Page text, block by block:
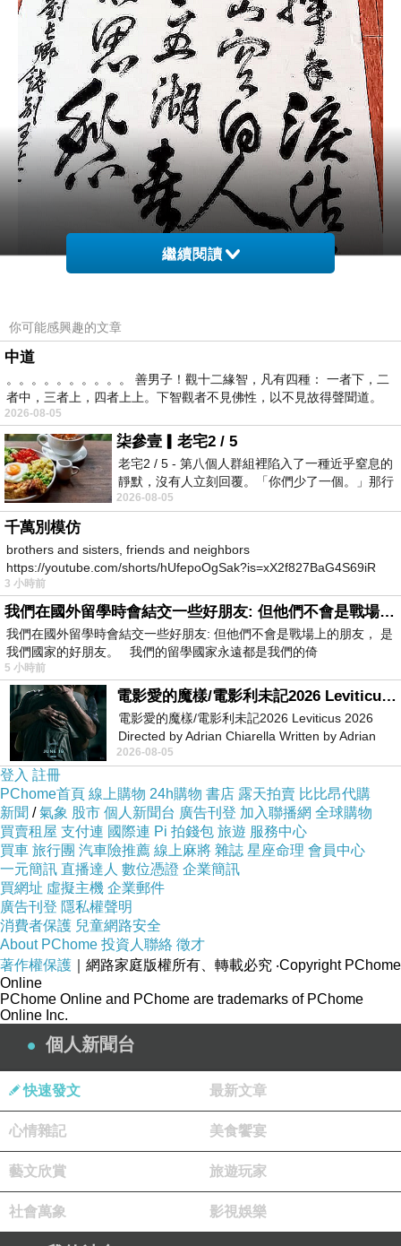
繼續閱讀
你可能感興趣的文章
中道
。。。。。。。。。。 善男子！觀十二緣智，凡有四種： 一者下，二
者中，三者上，四者上上。下智觀者不見佛性，以不見故得聲聞道。
2026-08-05
柒參壹▎老宅2 / 5
老宅2 / 5 - 第八個人群組裡陷入了一種近乎窒息的
靜默，沒有人立刻回覆。「你們少了一個。」那行
字像一顆冰冷的鐵釘，硬生生刺進螢
2026-08-05
千萬別模仿
brothers and sisters, friends and neighbors
https://youtube.com/shorts/hUfepoOgSak?is=xX2f827BaG4S69iR
https
3 小時前
我們在國外留學時會結交一些好朋友: 但他們不會是戰場上的朋友
我們在國外留學時會結交一些好朋友: 但他們不會是戰場上的朋友， 是
我們國家的好朋友。 我們的留學國家永遠都是我們的倚
5 小時前
電影愛的魔樣/電影利未記2026 Leviticus 2026
電影愛的魔樣/電影利未記2026 Leviticus 2026
Directed by Adrian Chiarella Written by Adrian
Chiarella Starring Joe Bird
2026-08-05
登入 註冊
PChome首頁 線上購物 24h購物 書店 露天拍賣 比比昂代購
新聞 /氣象 股市 個人新聞台 廣告刊登 加入聯播網 全球購物
買賣租屋 支付連 國際連 Pi 拍錢包 旅遊 服務中心
買車 旅行團 汽車險推薦 線上麻將 雜誌 星座命理 會員中心
一元簡訊 直播達人 數位憑證 企業簡訊
買網址 虛擬主機 企業郵件
廣告刊登 隱私權聲明
消費者保護 兒童網路安全
About PChome 投資人聯絡 徵才
著作權保護 ｜網路家庭版權所有、轉載必究 ‧Copyright PChome
Online
PChome Online and PChome are trademarks of PChome
Online Inc.
個人新聞台
快速發文 最新文章
心情雜記 美食饗宴
藝文欣賞 旅遊玩家
社會萬象 影視娛樂